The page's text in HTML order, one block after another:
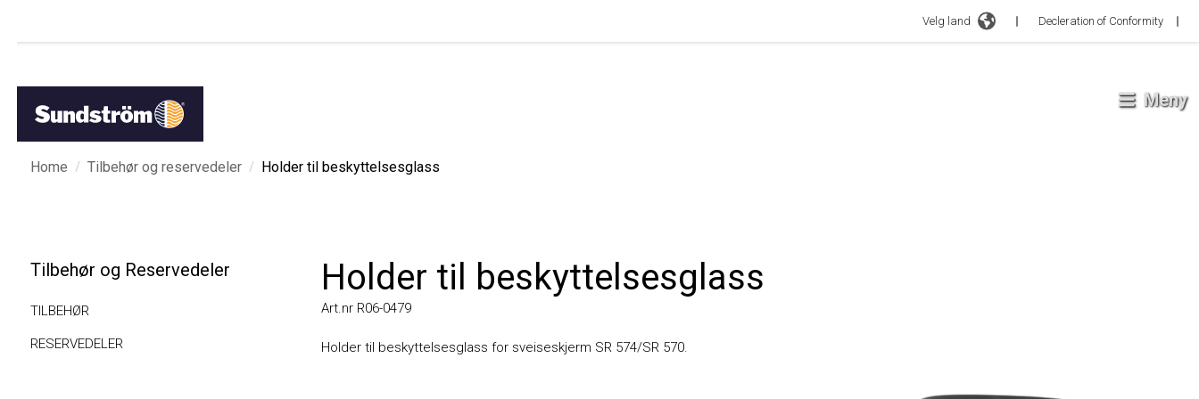
Velg land Decleration of Conformity
Meny
Home / Tilbehør og reservedeler / Holder til beskyttelsesglass
Tilbehør og Reservedeler
TILBEHØR
RESERVEDELER
Holder til beskyttelsesglass
Art.nr R06-0479
Holder til beskyttelsesglass for sveiseskjerm SR 574/SR 570.